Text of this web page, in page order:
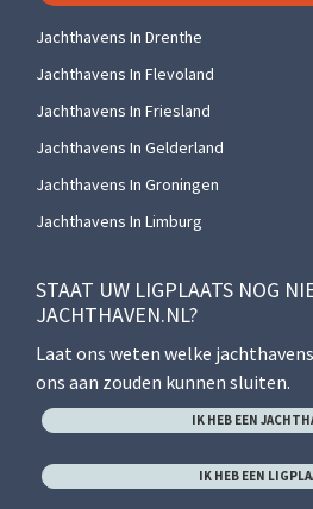
Jachthavens In Drenthe
Jachthavens In Flevoland
Jachthavens In Friesland
Jachthavens In Gelderland
Jachthavens In Groningen
Jachthavens In Limburg
STAAT UW LIGPLAATS NOG
JACHTHAVEN.NL?
Laat ons weten welke
ons aan zouden kunnen sluiten.
IK HEB EEN
IK HEB EEN